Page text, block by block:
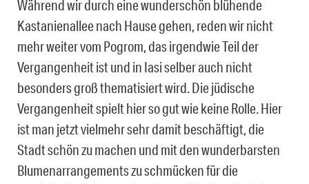
Während wir durch eine wunderschön blühende
Kastanienallee nach Hause gehen, reden wir nicht
mehr weiter vom Pogrom, das irgendwie Teil der
Vergangenheit ist und in Iasi selber auch nicht
besonders groß thematisiert wird. Die jüdische
Vergangenheit spielt hier so gut wie keine Rolle. Hier
ist man jetzt vielmehr sehr damit beschäftigt, die
Stadt schön zu machen und mit den wunderbarsten
Blumenarrangements zu schmücken für die